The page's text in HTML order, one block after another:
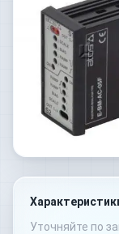
Уточняйте по